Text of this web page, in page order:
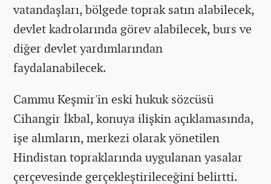
vatandaşları, bölgede toprak satın alabilecek,
devlet kadrolarında görev alabilecek, burs ve
diğer devlet yardımlarından
faydalanabilecek.
Cammu Keşmir'in eski hukuk sözcüsü
Cihangir İkbal, konuya ilişkin açıklamasında,
işe alımların, merkezi olarak yönetilen
Hindistan topraklarında uygulanan yasalar
çerçevesinde gerçekleştirileceğini belirtti.